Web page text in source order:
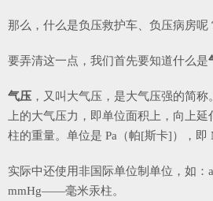
那么，什么是负压救护车、负压病房呢
要弄清这一点，我们首先要知道什么是
气压 ，又叫大气压，是大气压强的简
上的大气压力，即单位面积上，向上
柱的重量。单位是 Pa（帕[斯卡]），即
实际中还使用非国际单位制单位，如
mmHg——毫米汞柱。